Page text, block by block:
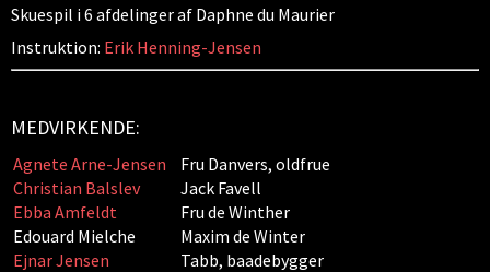
Skuespil i 6 afdelinger af Daphne du Maurier
Instruktion: Erik Henning-Jensen
MEDVIRKENDE:
Agnete Arne-Jensen
Fru Danvers, oldfrue
Christian Balslev
Jack Favell
Ebba Amfeldt
Fru de Winther
Edouard Mielche
Maxim de Winter
Ejnar Jensen
Tabb, baadebygger